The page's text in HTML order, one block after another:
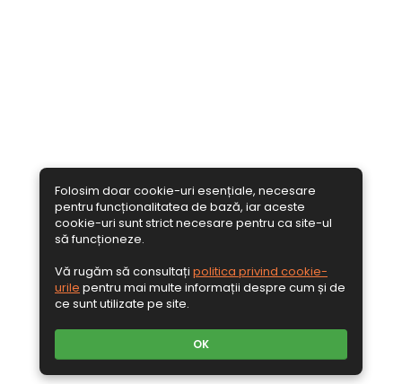
Folosim doar cookie-uri esențiale, necesare
pentru funcționalitatea de bază, iar aceste
cookie-uri sunt strict necesare pentru ca site-ul
să funcționeze.
Vă rugăm să consultați politica privind cookie-
urile pentru mai multe informații despre cum și de
ce sunt utilizate pe site.
OK